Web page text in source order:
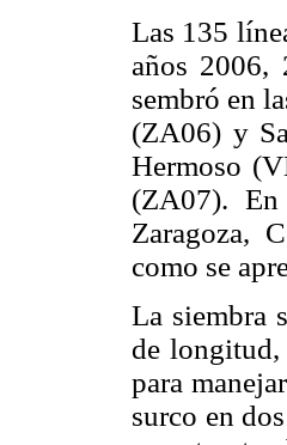
Las 135
años 2006,
sembró en
(ZA06) y
Hermoso
(ZA07).
Zaragoza,
como se
La siembra
de
para
surco en